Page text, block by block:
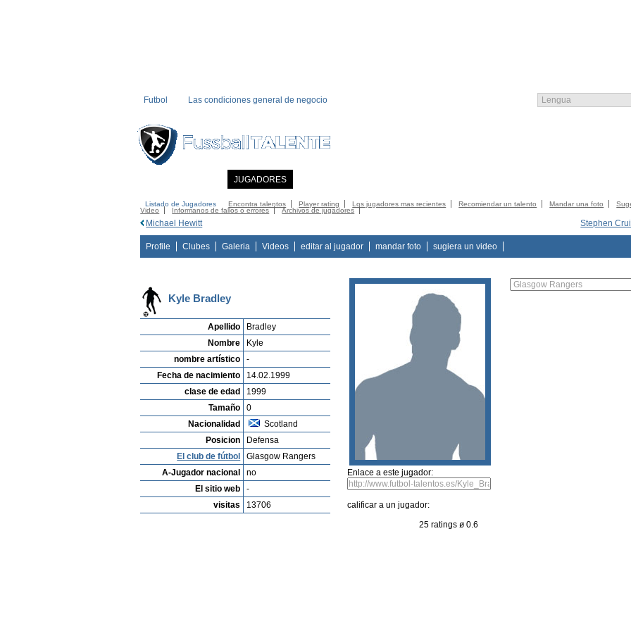
Futbol Las condiciones general de negocio
JUGADORES
Listado de Jugadores Encontra talentos Player rating Los jugadores mas recientes Recomiendar un talento Mandar una foto
Video
Informanos de fallos o errores Archivos de jugadores
Stephen
Michael Hewitt
Profile Clubes Galeria Videos editar al jugador mandar foto sugiera un video
Kyle Bradley
Apellido
Bradley
Nombre
Kyle
nombre artístico
-
Fecha de nacimiento
14.02.1999
clase de edad
1999
Tamaño
0
Nacionalidad
Scotland
Posicion
Defensa
El club de fútbol
Glasgow Rangers
A-Jugador nacional
no
El sitio web
-
visitas
13706
Enlace a este jugador:
calificar a un jugador:
25 ratings ø 0.6